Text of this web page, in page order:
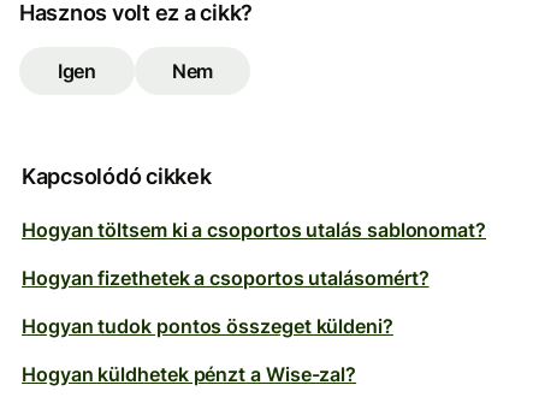
Hasznos volt ez a cikk?
Igen Nem
Kapcsolódó cikkek
Hogyan töltsem ki a csoportos utalás sablonomat?
Hogyan fizethetek a csoportos utalásomért?
Hogyan tudok pontos összeget küldeni?
Hogyan küldhetek pénzt a Wise-zal?